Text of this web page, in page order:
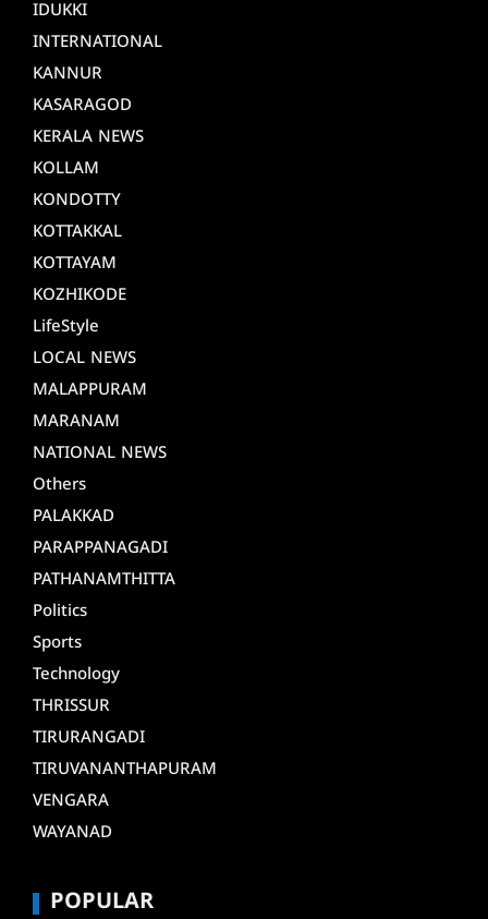
IDUKKI
INTERNATIONAL
KANNUR
KASARAGOD
KERALA NEWS
KOLLAM
KONDOTTY
KOTTAKKAL
KOTTAYAM
KOZHIKODE
LifeStyle
LOCAL NEWS
MALAPPURAM
MARANAM
NATIONAL NEWS
Others
PALAKKAD
PARAPPANAGADI
PATHANAMTHITTA
Politics
Sports
Technology
THRISSUR
TIRURANGADI
TIRUVANANTHAPURAM
VENGARA
WAYANAD
POPULAR